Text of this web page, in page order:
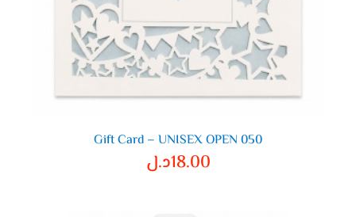
Gift Card – UNISEX OPEN 050
18.00د.ل